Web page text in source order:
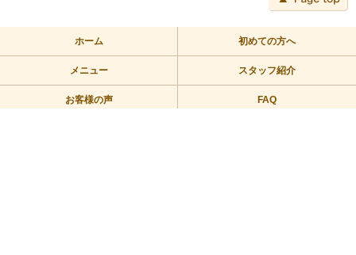
ホーム 初めての方へ
メニュー スタッフ紹介
お客様の声 FAQ